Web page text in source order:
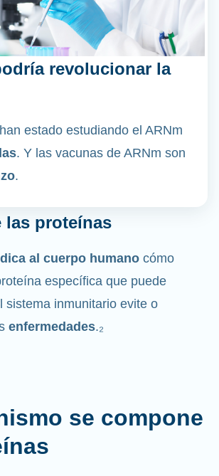
revolucionar la
estado estudiando el ARNm
. Y las vacunas de ARNm son
.
las proteínas
al cuerpo humano cómo
específica que puede
sistema inmunitario evite o
enfermedades.₂
se compone